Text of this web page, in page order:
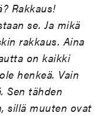
Rakkaus!
se. Ja mikä
rakkaus. Aina
on kaikki
henkeä. Vain
Sen tähden
sillä muuten ovat